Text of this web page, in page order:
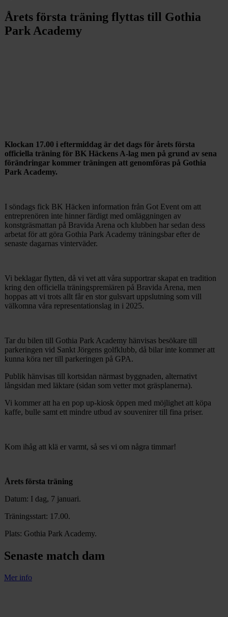
Årets första träning flyttas till Gothia
Park Academy
Klockan 17.00 i eftermiddag är det dags för årets första
officiella träning för BK Häckens A-lag men på grund av sena
förändringar kommer träningen att genomföras på Gothia
Park Academy.
I söndags fick BK Häcken information från Got Event om att
entreprenören inte hinner färdigt med omläggningen av
konstgräsmattan på Bravida Arena och klubben har sedan dess
arbetat för att göra Gothia Park Academy träningsbar efter de
senaste dagarnas vinterväder.
Vi beklagar flytten, då vi vet att våra supportrar skapat en tradition
kring den officiella träningspremiären på Bravida Arena, men
hoppas att vi trots allt får en stor gulsvart uppslutning som vill
välkomna våra representationslag in i 2025.
Tar du bilen till Gothia Park Academy hänvisas besökare till
parkeringen vid Sankt Jörgens golfklubb, då bilar inte kommer att
kunna köra ner till parkeringen på GPA.
Publik hänvisas till kortsidan närmast byggnaden, alternativt
långsidan med läktare (sidan som vetter mot gräsplanerna).
Vi kommer att ha en pop up-kiosk öppen med möjlighet att köpa
kaffe, bulle samt ett mindre utbud av souvenirer till fina priser.
Kom ihåg att klä er varmt, så ses vi om några timmar!
Årets första träning
Datum: I dag, 7 januari.
Träningsstart: 17.00.
Plats: Gothia Park Academy.
Senaste match dam
Mer info